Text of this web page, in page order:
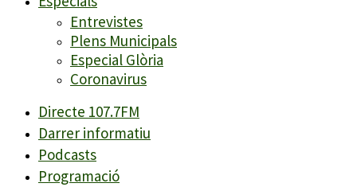
Entrevistes
Plens Municipals
Especial Glòria
Coronavirus
Directe 107.7FM
Darrer informatiu
Podcasts
Programació